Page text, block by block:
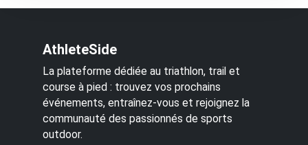
AthleteSide
La plateforme dédiée au triathlon, trail et
course à pied : trouvez vos prochains
événements, entraînez-vous et rejoignez la
communauté des passionnés de sports
outdoor.